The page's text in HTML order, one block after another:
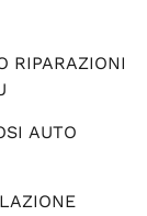
RIPARAZIONI
AUTO